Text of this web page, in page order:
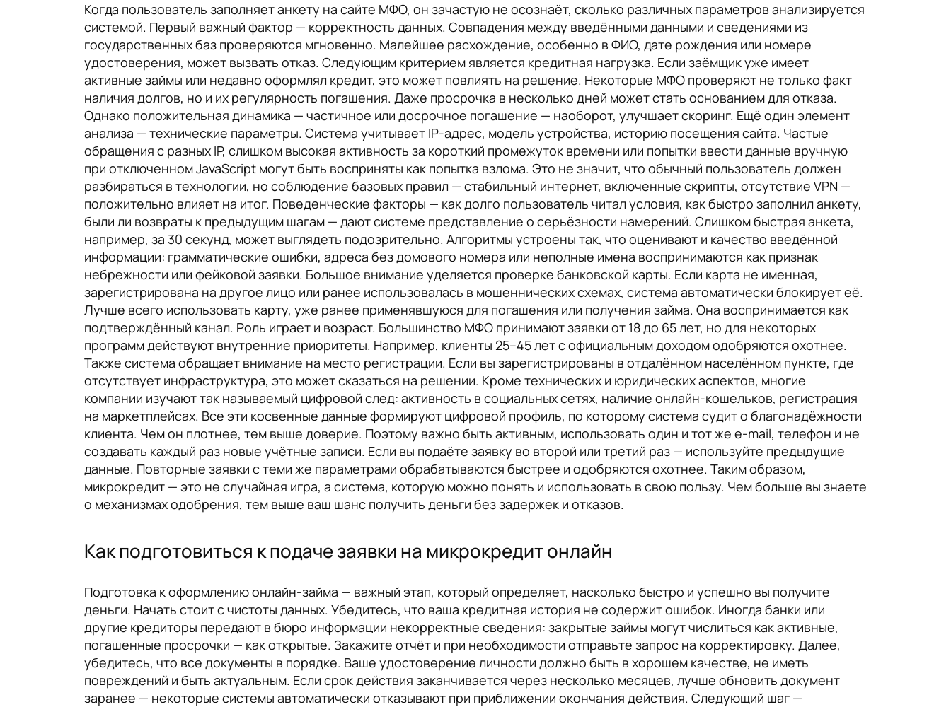
Когда пользователь заполняет анкету на сайте МФО, он зачастую не осознаёт, сколько различных параметров анализируется
системой. Первый важный фактор — корректность данных. Совпадения между введёнными данными и сведениями из
государственных баз проверяются мгновенно. Малейшее расхождение, особенно в ФИО, дате рождения или номере
удостоверения, может вызвать отказ. Следующим критерием является кредитная нагрузка. Если заёмщик уже имеет
активные займы или недавно оформлял кредит, это может повлиять на решение. Некоторые МФО проверяют не только факт
наличия долгов, но и их регулярность погашения. Даже просрочка в несколько дней может стать основанием для отказа.
Однако положительная динамика — частичное или досрочное погашение — наоборот, улучшает скоринг. Ещё один элемент
анализа — технические параметры. Система учитывает IP-адрес, модель устройства, историю посещения сайта. Частые
обращения с разных IP, слишком высокая активность за короткий промежуток времени или попытки ввести данные вручную
при отключенном JavaScript могут быть восприняты как попытка взлома. Это не значит, что обычный пользователь должен
разбираться в технологии, но соблюдение базовых правил — стабильный интернет, включенные скрипты, отсутствие VPN —
положительно влияет на итог. Поведенческие факторы — как долго пользователь читал условия, как быстро заполнил анкету,
были ли возвраты к предыдущим шагам — дают системе представление о серьёзности намерений. Слишком быстрая анкета,
например, за 30 секунд, может выглядеть подозрительно. Алгоритмы устроены так, что оценивают и качество введённой
информации: грамматические ошибки, адреса без домового номера или неполные имена воспринимаются как признак
небрежности или фейковой заявки. Большое внимание уделяется проверке банковской карты. Если карта не именная,
зарегистрирована на другое лицо или ранее использовалась в мошеннических схемах, система автоматически блокирует её.
Лучше всего использовать карту, уже ранее применявшуюся для погашения или получения займа. Она воспринимается как
подтверждённый канал. Роль играет и возраст. Большинство МФО принимают заявки от 18 до 65 лет, но для некоторых
программ действуют внутренние приоритеты. Например, клиенты 25–45 лет с официальным доходом одобряются охотнее.
Также система обращает внимание на место регистрации. Если вы зарегистрированы в отдалённом населённом пункте, где
отсутствует инфраструктура, это может сказаться на решении. Кроме технических и юридических аспектов, многие
компании изучают так называемый цифровой след: активность в социальных сетях, наличие онлайн-кошельков, регистрация
на маркетплейсах. Все эти косвенные данные формируют цифровой профиль, по которому система судит о благонадёжности
клиента. Чем он плотнее, тем выше доверие. Поэтому важно быть активным, использовать один и тот же e-mail, телефон и не
создавать каждый раз новые учётные записи. Если вы подаёте заявку во второй или третий раз — используйте предыдущие
данные. Повторные заявки с теми же параметрами обрабатываются быстрее и одобряются охотнее. Таким образом,
микрокредит — это не случайная игра, а система, которую можно понять и использовать в свою пользу. Чем больше вы знаете
о механизмах одобрения, тем выше ваш шанс получить деньги без задержек и отказов.
Как подготовиться к подаче заявки на микрокредит онлайн
Подготовка к оформлению онлайн-займа — важный этап, который определяет, насколько быстро и успешно вы получите
деньги. Начать стоит с чистоты данных. Убедитесь, что ваша кредитная история не содержит ошибок. Иногда банки или
другие кредиторы передают в бюро информации некорректные сведения: закрытые займы могут числиться как активные,
погашенные просрочки — как открытые. Закажите отчёт и при необходимости отправьте запрос на корректировку. Далее,
убедитесь, что все документы в порядке. Ваше удостоверение личности должно быть в хорошем качестве, не иметь
повреждений и быть актуальным. Если срок действия заканчивается через несколько месяцев, лучше обновить документ
заранее — некоторые системы автоматически отказывают при приближении окончания действия. Следующий шаг —